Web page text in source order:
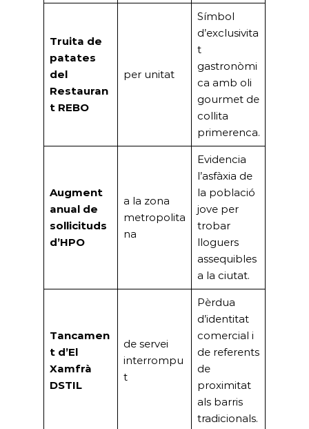
Truita de
patates
del
Restauran
t REBO
per unitat
Símbol
d’exclusivita
t
gastronòmi
ca amb oli
gourmet de
collita
primerenca.
Augment
anual de
sol·licituds
d’HPO
a la zona
metropolita
na
Evidencia
l’asfàxia de
la població
jove per
trobar
lloguers
assequibles
a la ciutat.
Tancamen
t d’El
Xamfrà
DSTIL
de servei
interrompu
t
Pèrdua
d’identitat
comercial i
de referents
de
proximitat
als barris
tradicionals.